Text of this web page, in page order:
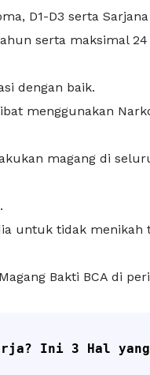
D1-D3 serta
serta maksimal
dengan baik.
menggunakan
magang di
untuk tidak
Bakti BCA di
Ini 3 Hal yang